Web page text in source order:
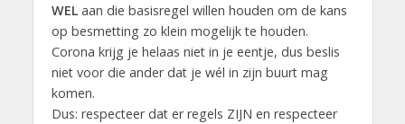
WELaan die basisregel willen houden om de kans
op besmetting zo klein mogelijk te houden.
Corona krijg je helaas niet in je eentje, dus beslis
niet voor die ander dat je wél in zijn buurt mag
komen.
Dus: respecteer dat er regels ZIJN en respecteer